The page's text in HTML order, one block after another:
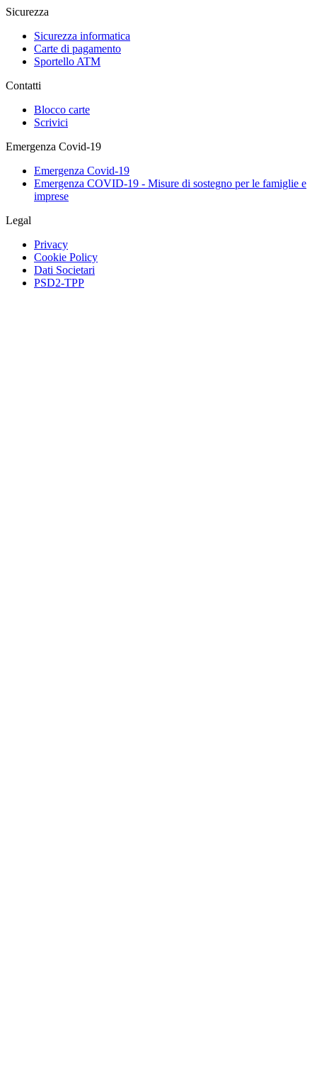
Sicurezza
Sicurezza informatica
Carte di pagamento
Sportello ATM
Contatti
Blocco carte
Scrivici
Emergenza Covid-19
Emergenza Covid-19
Emergenza COVID-19 - Misure di sostegno per le famiglie e
imprese
Legal
Privacy
Cookie Policy
Dati Societari
PSD2-TPP